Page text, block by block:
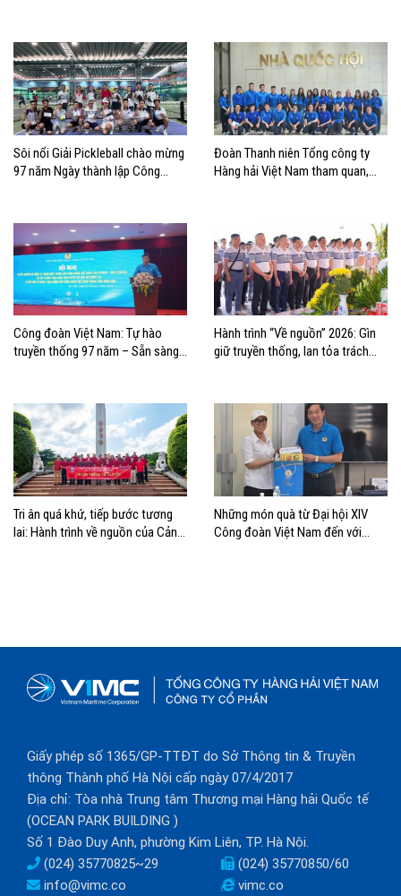
Sôi nổi Giải Pickleball chào mừng
97 năm Ngày thành lập Công
Đoàn Thanh niên Tổng công ty
Hàng hải Việt Nam tham quan,
Công đoàn Việt Nam: Tự hào
truyền thống 97 năm – Sẵn sàng
Hành trình “Về nguồn” 2026: Gìn
giữ truyền thống, lan tỏa trách
Tri ân quá khứ, tiếp bước tương
lai: Hành trình về nguồn của Cảng
Những món quà từ Đại hội XIV
Công đoàn Việt Nam đến với
Giấy phép số 1365/GP-TTĐT do Sở Thông tin & Truyền
thông Thành phố Hà Nội cấp ngày 07/4/2017
Địa chỉ: Tòa nhà Trung tâm Thương mại Hàng hải Quốc tế
(OCEAN PARK BUILDING )
Số 1 Đào Duy Anh, phường Kim Liên, TP. Hà Nội.
(024) 35770825~29
(024) 35770850/60
info@vimc.co
vimc.co